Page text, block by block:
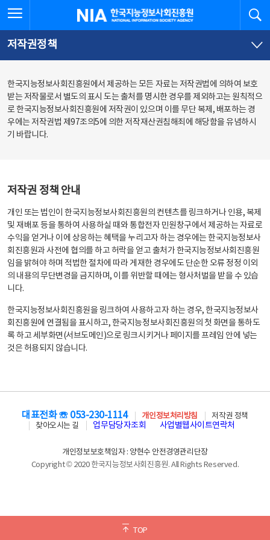
문
로
가
체
뉴
바
가
한국지능정보사회진흥원
저작권정책
한국지능정보사회진흥원에서 제공하는 모든 자료는 저작권법에 의하여 보호
받는 저작물로서 별도의 표시 도는 출처를 명시한 경우를 제외하고는 원칙적으
로 한국지능정보사회진흥원에 저작권이 있으며 이를 무단 복제, 배포하는 경
우에는 저작권법 제97조의5에 의한 저작재산권침해죄에 해당함을 유념하시
기 바랍니다.
저작권 정책 안내
개인 또는 법인이 한국지능정보사회진흥원의 컨텐츠를 링크하거나 인용, 복제
및 재배포 등을 통하여 사용하실 때와 통합전자 민원창구에서 제공하는 자료로
수익을 얻거나 이에 상응하는 혜택을 누리고자 하는 경우에는 한국지능정보사
회진흥원과 사전에 협의를 하고 허락을 얻고 출처가 한국지능정보사회진흥원
임을 밝혀야 하며 적법한 절차에 따라 게재한 경우에도 단순한 오류 정정 이외
의 내용의 무단변경을 금지하며, 이를 위반할 때에는 형사처벌을 받을 수 있습
니다.
한국지능정보사회진흥원을 링크하여 사용하고자 하는 경우, 한국지능정보사
회진흥원에 연결됨을 표시하고, 한국지능정보사회진흥원의 첫 화면을 통하도
록 하고 세부화면(서브도메인)으로 링크시키거나 페이지를 프레임 안에 넣는
것은 허용되지 않습니다.
TOP
대표전화 ☏ 053-230-1114 개인정보처리방침
저작권 정책
찾아오시는 길
업무담당자조회 사업별웹사이트연락처
개인정보보호책임자 : 양현수 안전경영관리단장
Copyright © 2020 한국지능정보사회진흥원. All Rights Reserved.